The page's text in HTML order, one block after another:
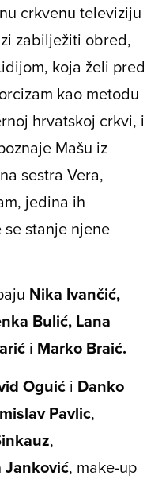
crkvenu televiziju
zabilježiti obred,
koja želi pred
kao metodu
hrvatskoj crkvi, i
Mašu iz
sestra Vera,
jedina ih
stanje njene
Nika Ivančić,
Bulić, Lana
i Marko Braić.
Oguić i Danko
Pavlic,
,
Janković, make-up